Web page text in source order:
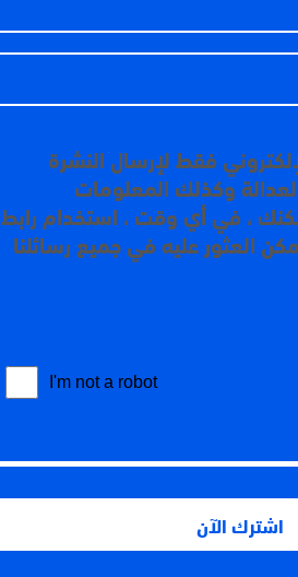
فقط لإرسال النشرة
وكذلك المعلومات
، في أي وقت ، استخدام رابط
العثور عليه في جميع رسائلنا